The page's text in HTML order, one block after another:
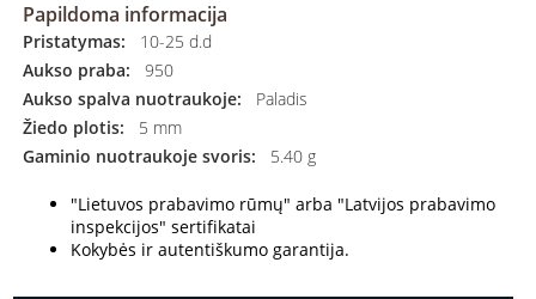
Papildoma informacija
Pristatymas:
10-25 d.d
Aukso praba:
950
Aukso spalva nuotraukoje:
Paladis
Žiedo plotis:
5 mm
Gaminio nuotraukoje svoris:
5.40 g
"Lietuvos prabavimo rūmų" arba "Latvijos prabavimo
inspekcijos" sertifikatai
Kokybės ir autentiškumo garantija.